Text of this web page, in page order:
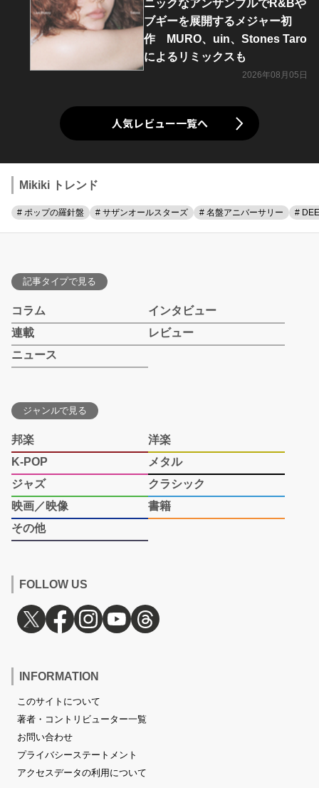
ニックなアンサンブルでR&Bや
ブギーを展開するメジャー初
作 MURO、uin、Stones Taro
によるリミックスも
2026年08月05日
人気レビュー一覧へ
Mikiki トレンド
# ポップの羅針盤 # サザンオールスターズ # 名盤アニバーサリー #
記事タイプで見る
コラム
インタビュー
連載
レビュー
ニュース
ジャンルで見る
邦楽
洋楽
K-POP
メタル
ジャズ
クラシック
映画／映像
書籍
その他
FOLLOW US
INFORMATION
このサイトについて
著者・コントリビューター一覧
お問い合わせ
プライバシーステートメント
アクセスデータの利用について